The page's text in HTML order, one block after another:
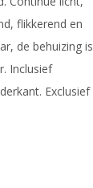
flikkerend en
de behuizing is
Inclusief
Exclusief